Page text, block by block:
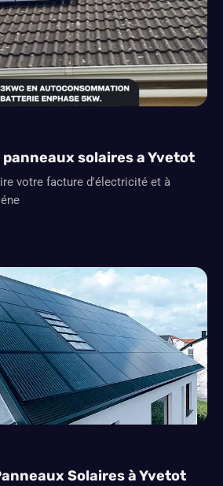
solaires a Yvetot
votre facture d'électricité et à
Solaires à Yvetot